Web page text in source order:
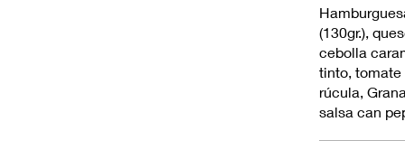
(130gr.),
cebolla
tinto,
rúcula,
salsa can